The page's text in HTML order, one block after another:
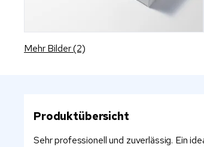
Mehr Bilder (2)
Produktübersicht
Sehr professionell und zuverlässig. Ein